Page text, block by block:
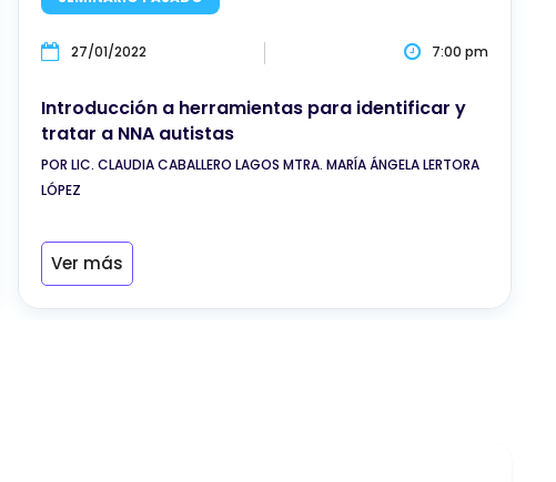
27/01/2022 7:00 pm
Introducción a herramientas para identificar y
tratar a NNA autistas
POR LIC. CLAUDIA CABALLERO LAGOS MTRA. MARÍA ÁNGELA LERTORA
LÓPEZ
Ver más